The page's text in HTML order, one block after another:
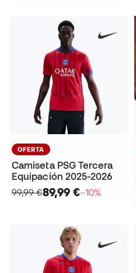
OFERTA
Camiseta PSG Tercera
Equipación 2025-2026
99,99 €89,99 €−10%